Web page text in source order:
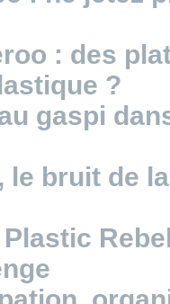
: des
?
gaspi
le bruit de
Plastic